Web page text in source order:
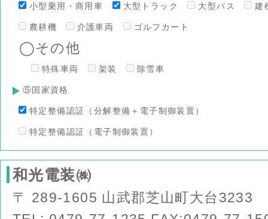
小型乗用・商用車 大型トラック 大型バス 建
農耕機 介護車両 ゴルフカート
◯その他
特殊車両 架装 除雪車
⑤国家資格
特定整備認証（分解整備＋電子制御装置）
特定整備認証（電子制御装置）
和光電装㈱
〒 289-1605 山武郡芝山町大台3233